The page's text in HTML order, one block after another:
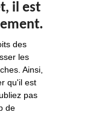
il est
des
les
Ainsi,
qu'il est
pas
de